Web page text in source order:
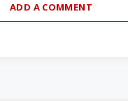
ADD A COMMENT